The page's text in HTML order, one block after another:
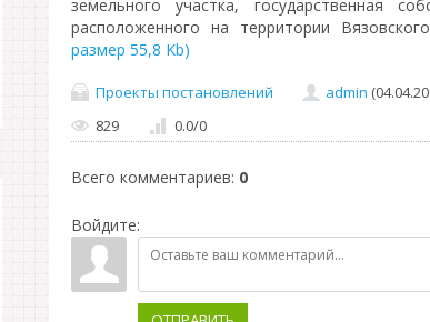
земельного участка, государственная
расположенного на территории
размер 55,8 Kb)
Проекты постановлений admin
829
0.0/0
Всего комментариев: 0
Войдите: